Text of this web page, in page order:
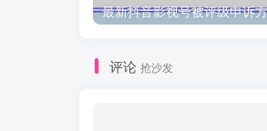
评论 抢沙发